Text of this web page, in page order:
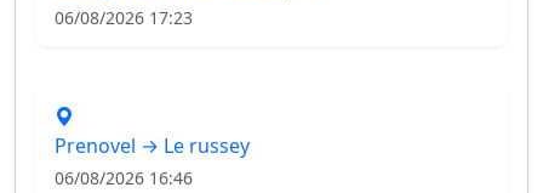
06/08/2026 17:23
Prenovel → Le russey
06/08/2026 16:46